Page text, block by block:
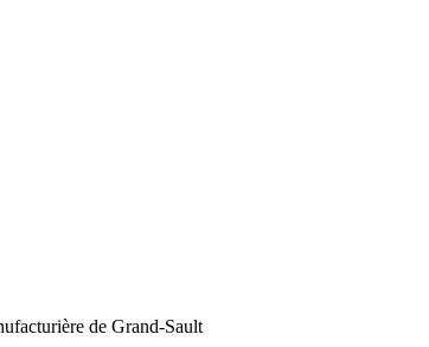
de Grand-Sault